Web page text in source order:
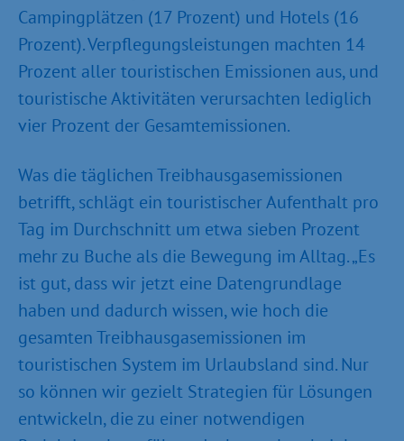
Campingplätzen (17 Prozent) und Hotels (16
Prozent). Verpflegungsleistungen machten 14
Prozent aller touristischen Emissionen aus, und
touristische Aktivitäten verursachten lediglich
vier Prozent der Gesamtemissionen.
Was die täglichen Treibhausgasemissionen
betrifft, schlägt ein touristischer Aufenthalt pro
Tag im Durchschnitt um etwa sieben Prozent
mehr zu Buche als die Bewegung im Alltag. „Es
ist gut, dass wir jetzt eine Datengrundlage
haben und dadurch wissen, wie hoch die
gesamten Treibhausgasemissionen im
touristischen System im Urlaubsland sind. Nur
so können wir gezielt Strategien für Lösungen
entwickeln, die zu einer notwendigen